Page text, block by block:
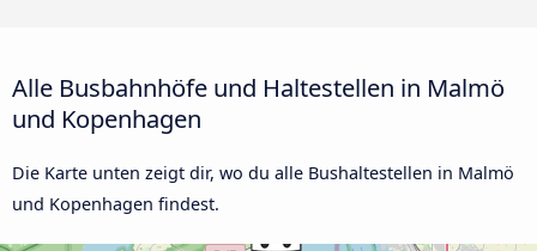
Alle Busbahnhöfe und Haltestellen in Malmö
und Kopenhagen
Die Karte unten zeigt dir, wo du alle Bushaltestellen in Malmö
und Kopenhagen findest.